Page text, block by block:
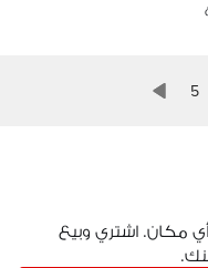
5
مكان. اشتري وبيع